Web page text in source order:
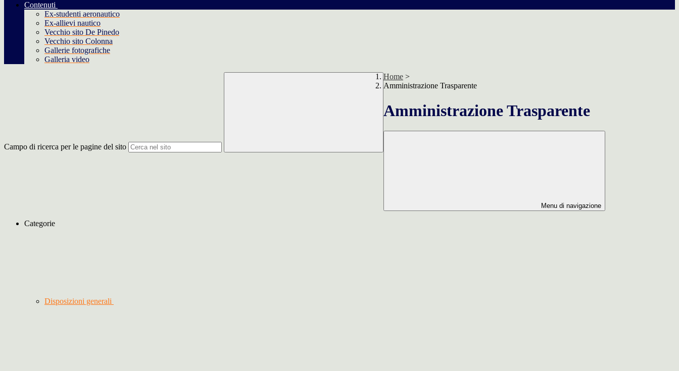
Contenuti
Ex-studenti aeronautico
Ex-allievi nautico
Vecchio sito De Pinedo
Vecchio sito Colonna
Gallerie fotografiche
Galleria video
Campo di ricerca per le pagine del sito
Home >
Amministrazione Trasparente
Amministrazione Trasparente
Menu di navigazione
Categorie
Disposizioni generali